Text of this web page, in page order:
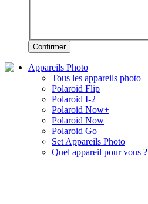
Confirmer
Appareils Photo
Tous les appareils photo
Polaroid Flip
Polaroid I-2
Polaroid Now+
Polaroid Now
Polaroid Go
Set Appareils Photo
Quel appareil pour vous ?